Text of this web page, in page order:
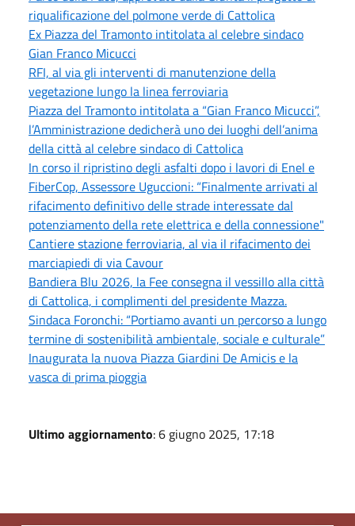
riqualificazione del polmone verde di Cattolica
Ex Piazza del Tramonto intitolata al celebre sindaco
Gian Franco Micucci
RFI, al via gli interventi di manutenzione della
vegetazione lungo la linea ferroviaria
Piazza del Tramonto intitolata a “Gian Franco Micucci”,
l’Amministrazione dedicherà uno dei luoghi dell’anima
della città al celebre sindaco di Cattolica
In corso il ripristino degli asfalti dopo i lavori di Enel e
FiberCop, Assessore Uguccioni: “Finalmente arrivati al
rifacimento definitivo delle strade interessate dal
potenziamento della rete elettrica e della connessione"
Cantiere stazione ferroviaria, al via il rifacimento dei
marciapiedi di via Cavour
Bandiera Blu 2026, la Fee consegna il vessillo alla città
di Cattolica, i complimenti del presidente Mazza.
Sindaca Foronchi: “Portiamo avanti un percorso a lungo
termine di sostenibilità ambientale, sociale e culturale”
Inaugurata la nuova Piazza Giardini De Amicis e la
vasca di prima pioggia
Ultimo aggiornamento: 6 giugno 2025, 17:18